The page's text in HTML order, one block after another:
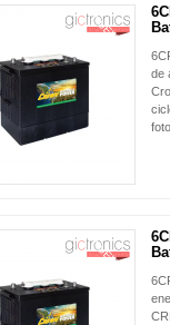
NUEVO
de
NUEVO